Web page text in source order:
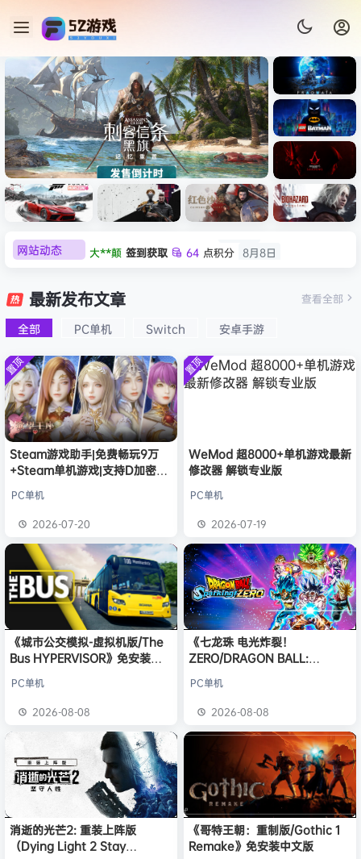
Light ）免安装中文版
《识质存
在/PRAG
MATA》
免安装中
文版
《乐高蝙
蝠侠：黑
暗骑士之
Dark
Creed
拟机
速：地平
线
6（Forza
Horizon
6）免安装
中文版
心/Atomi
c
Heart》
文版
n Desert
HYPERVI
SOR）免
安装中文
版
9：安魂
Requiem
）免安装
中文版
网站动态 大**颠 签到获取 64 点积分
8月8日
欢迎 我*的
欢迎D****Z
欢迎有*酱 加入本站
8月7日
欢迎Q*H 加入本站
8月6日
欢迎e******i 加入本站 8月6日
普洱 签到获取 39
欢迎普洱 加入本站
欢迎豆豆 加入本站
9分钟前
欢迎N**e 加入本站
9分钟前
加入本站 7小时前
加入本站 8月8日
最新发布文章
全部 PC单机 Switch 安卓手游
查看全部
置顶
Steam游戏助手|免费畅玩9万
+Steam单机游戏|支持D加密以
PC单机
2026-07-20
置顶
WeMod 超8000+单机游戏最新
修改器 解锁专业版
PC单机
2026-07-19
《城市公交模拟-虚拟机版/The
Bus HYPERVISOR》免安装中
PC单机
2026-08-08
《七龙珠 电光炸裂！
ZERO/DRAGON BALL:
版
PC单机
2026-08-08
消逝的光芒2: 重装上阵版
（Dying Light 2 Stay
《哥特王朝：重制版/Gothic 1
Remake》免安装中文版